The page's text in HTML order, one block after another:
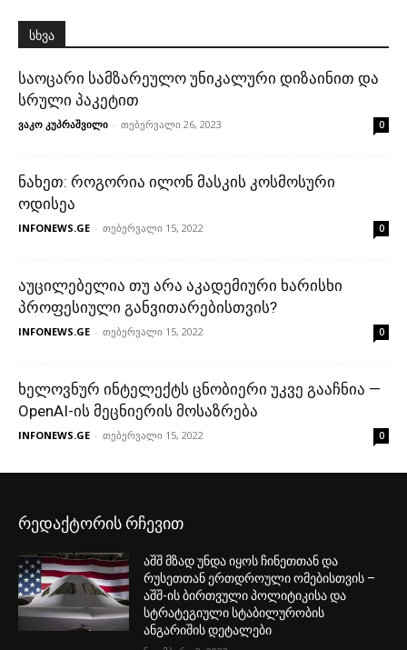
რედაქტორის რჩევით
აშშ მზად უნდა იყოს ჩინეთთან და
რუსეთთან ერთდროული ომებისთვის –
აშშ-ის ბირთვული პოლიტიკისა და
სტრატეგიული სტაბილურობის
ანგარიშის დეტალები